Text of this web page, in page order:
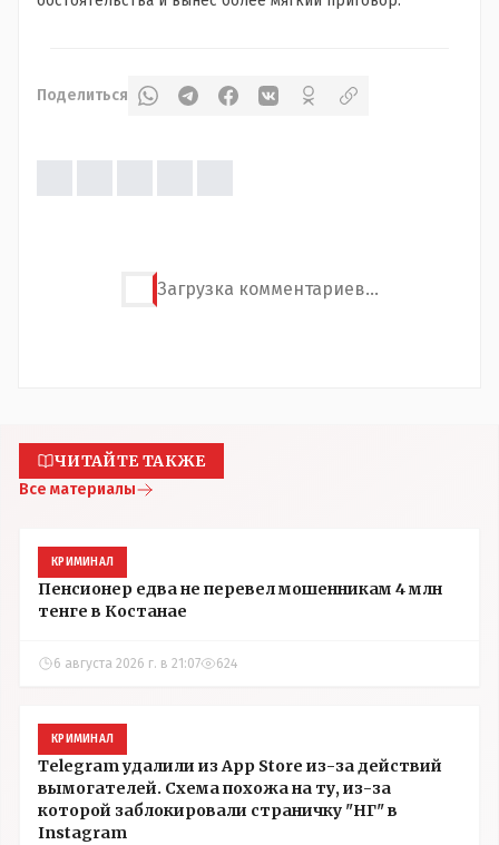
Поделиться
Загрузка комментариев...
ЧИТАЙТЕ ТАКЖЕ
Все материалы
КРИМИНАЛ
Пенсионер едва не перевел мошенникам 4 млн
тенге в Костанае
6 августа 2026 г. в 21:07 624
КРИМИНАЛ
Telegram удалили из App Store из-за действий
вымогателей. Схема похожа на ту, из-за
которой заблокировали страничку "НГ" в
Instagram